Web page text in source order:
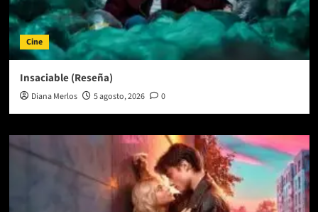
Cine
Insaciable (Reseña)
Diana Merlos 5 agosto, 2026 0